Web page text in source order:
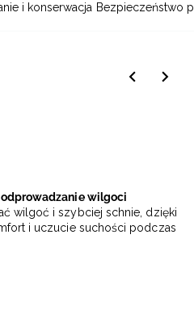
i konserwacja Bezpieczeństwo
wilgoci
wilgoć i szybciej schnie, dzięki
i uczucie suchości podczas